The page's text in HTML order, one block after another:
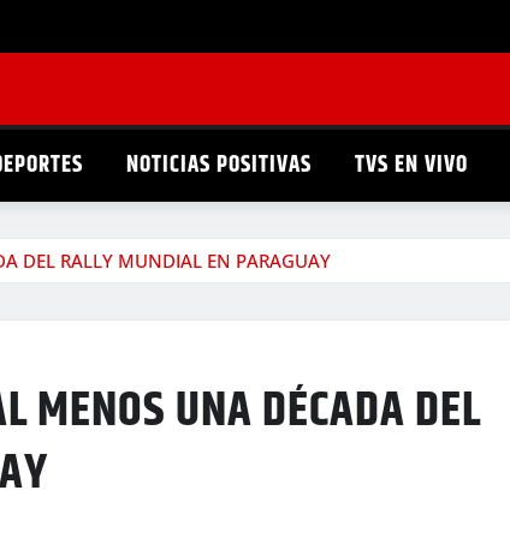
NOTICIAS POSITIVAS TVS EN VIVO
DEL RALLY MUNDIAL EN PARAGUAY
MENOS UNA DÉCADA DEL